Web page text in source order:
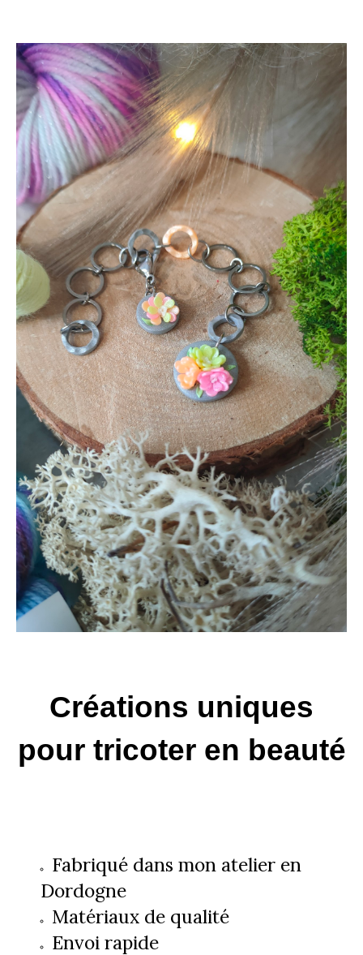
Créations uniques
pour tricoter en beauté
Fabriqué dans mon atelier en
Dordogne
Matériaux de qualité
Envoi rapide